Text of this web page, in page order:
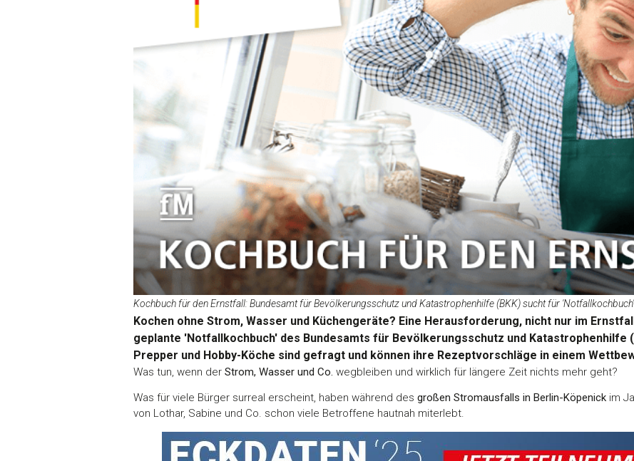
Kochbuch für den Ernstfall: Bundesamt für Bevölkerungsschutz und Katastrophenhilfe (BKK) sucht für
Kochen ohne Strom, Wasser und Küchengeräte? Eine Herausforderung, nicht nur im
geplante 'Notfallkochbuch' des Bundesamts für Bevölkerungsschutz und Katastrophenhilfe
Prepper und Hobby-Köche sind gefragt und können ihre Rezeptvorschläge in einem
Was tun, wenn der Strom, Wasser und Co. wegbleiben und wirklich für längere Zeit nichts mehr geht?
Was für viele Bürger surreal erscheint, haben während des großen Stromausfalls in Berlin-Köpenick im
von Lothar, Sabine und Co. schon viele Betroffene hautnah miterlebt.